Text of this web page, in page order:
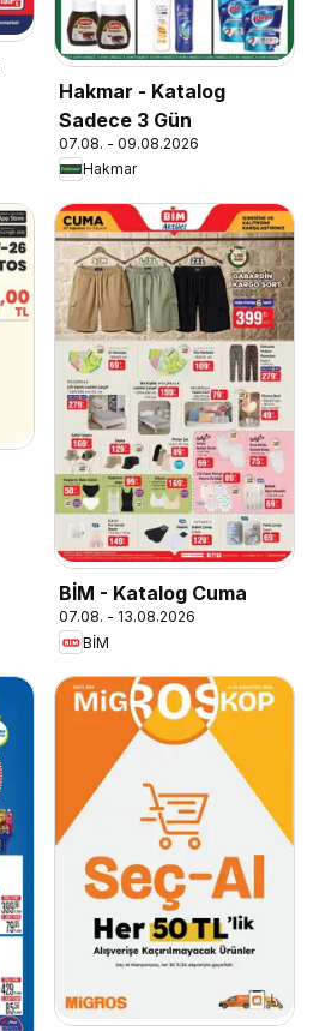
Hakmar - Katalog
Sadece 3 Gün
07.08. - 09.08.2026
Hakmar
BİM - Katalog Cuma
07.08. - 13.08.2026
BİM